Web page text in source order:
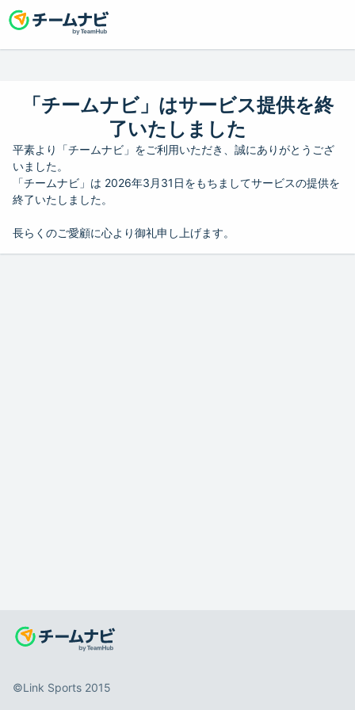
「チームナビ」はサービス提供を終
了いたしました
平素より「チームナビ」をご利用いただき、誠にありがとうござ
いました。
「チームナビ」は 2026年3月31日をもちましてサービスの提供を
終了いたしました。
長らくのご愛顧に心より御礼申し上げます。
©️Link Sports 2015